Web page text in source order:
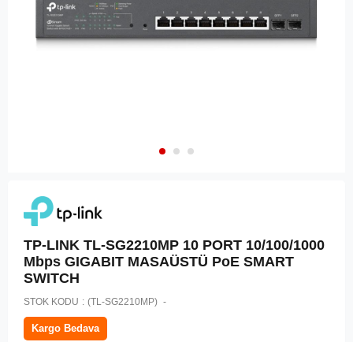
TP-LINK TL-SG2210MP 10 PORT 10/100/1000
Mbps GIGABIT MASAÜSTÜ PoE SMART
SWITCH
STOK KODU (TL-SG2210MP)
Kargo Bedava